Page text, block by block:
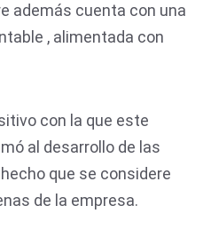
además cuenta con una
, alimentada con
con la que este
al desarrollo de las
que se considere
de la empresa.